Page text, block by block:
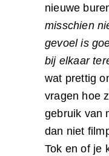
nieuwe
misschien
gevoel is
bij elkaar
wat prettig
vragen hoe
gebruik van
dan niet
Tok en of je